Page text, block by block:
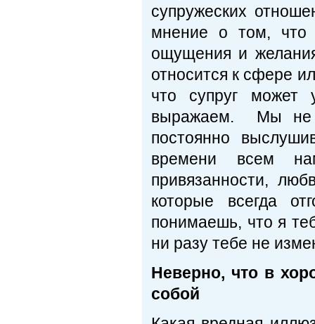
супружеских
мнение о том, что
ощущения и
относится к сфере
что супруг
выражаем. Мы не
постоянно
времени всем
привязанности,
которые всегда
понимаешь, что я
ни разу тебе не
Неверно, что в
собой